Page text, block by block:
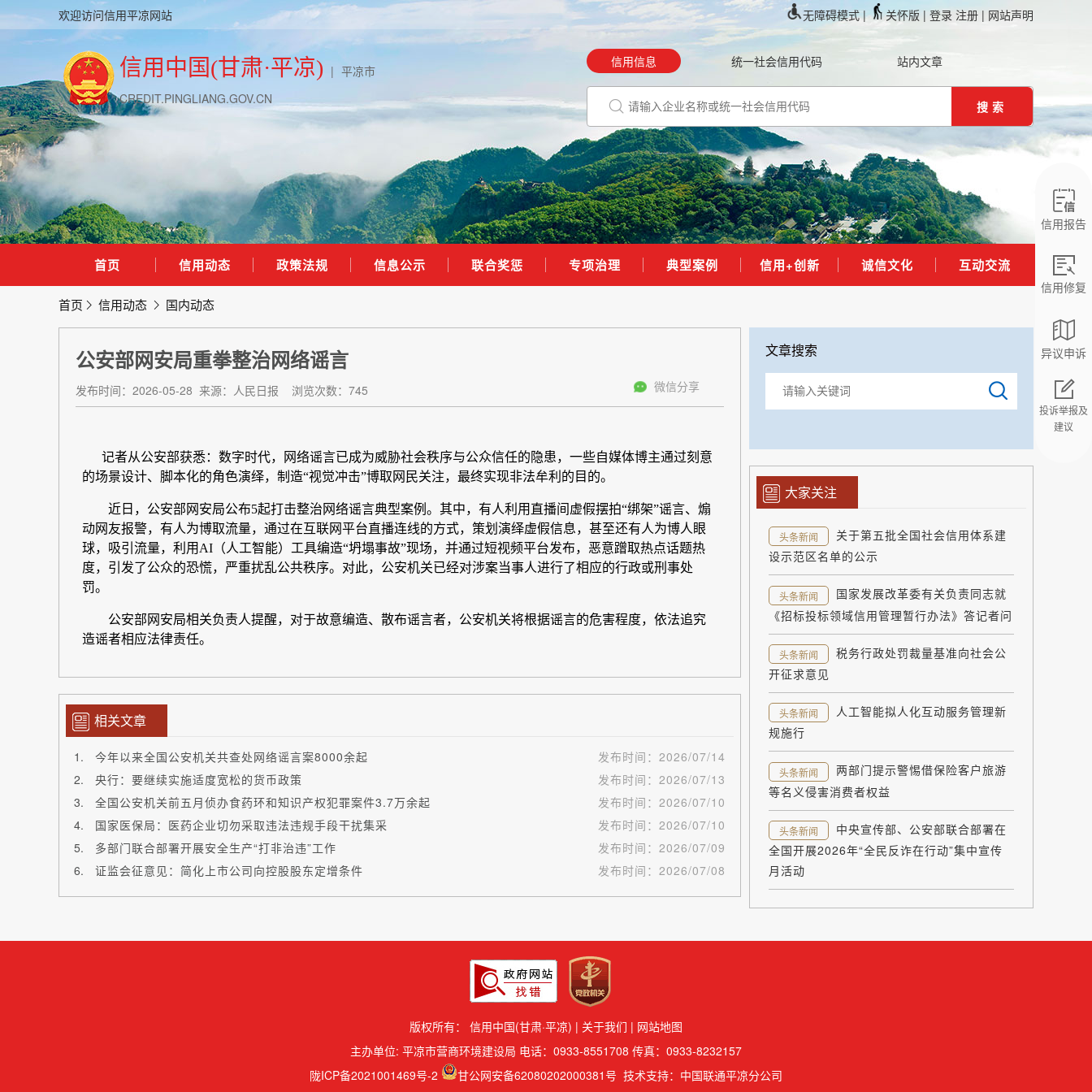
欢迎访问信用平凉网站 无障碍模式 | 关怀版 | 登录 注册 | 网站声明
信用中国(甘肃·平凉) | 平凉市
CREDIT.PINGLIANG.GOV.CN
信用信息 统一社会信用代码 站内文章
搜索
首页 信用动态 政策法规 信息公示 联合奖惩 专项治理 典型案例 信用+创新 诚信文化 互动交流
首页 信用动态 国内动态
公安部网安局重拳整治网络谣言
发布时间：2026-05-28 来源：人民日报 浏览次数：745 微信分享
相关文章
今年以来全国公安机关共查处网络谣言案8000余起 发布时间： 2026/07/14
央行：要继续实施适度宽松的货币政策
发布时间： 2026/07/13
全国公安机关前五月侦办食药环和知识产权犯罪案件3.7万余起
发布时间： 2026/07/10
国家医保局：医药企业切勿采取违法违规手段干扰集采
发布时间： 2026/07/10
多部门联合部署开展安全生产“打非治违”工作
发布时间： 2026/07/09
证监会征意见：简化上市公司向控股股东定增条件
发布时间： 2026/07/08
文章搜索
大家关注
头条新闻
关于第五批全国社会信用体系建
设示范区名单的公示
头条新闻
国家发展改革委有关负责同志就
《招标投标领域信用管理暂行办法》答记者问
头条新闻
税务行政处罚裁量基准向社会公
开征求意见
头条新闻
人工智能拟人化互动服务管理新
规施行
头条新闻
两部门提示警惕借保险客户旅游
等名义侵害消费者权益
头条新闻
中央宣传部、公安部联合部署在
全国开展2026年“全民反诈在行动”集中宣传
月活动
版权所有： 信用中国(甘肃·平凉) | 关于我们 | 网站地图
主办单位: 平凉市营商环境建设局 电话：0933-8551708 传真：0933-8232157
陇ICP备2021001469号-2
甘公网安备62080202000381号 技术支持：中国联通平凉分公司
信用报告
信用修复
异议申诉
投诉举报及
建议